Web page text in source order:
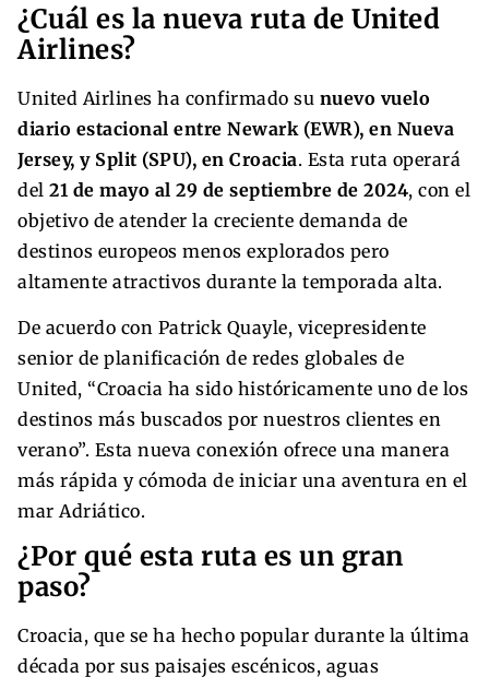
¿Cuál es la nueva ruta de United
Airlines?
United Airlines ha confirmado su nuevo vuelo
diario estacional entre Newark (EWR), en Nueva
Jersey, y Split (SPU), en Croacia. Esta ruta operará
del 21 de mayo al 29 de septiembre de 2024, con el
objetivo de atender la creciente demanda de
destinos europeos menos explorados pero
altamente atractivos durante la temporada alta.
De acuerdo con Patrick Quayle, vicepresidente
senior de planificación de redes globales de
United, “Croacia ha sido históricamente uno de los
destinos más buscados por nuestros clientes en
verano”. Esta nueva conexión ofrece una manera
más rápida y cómoda de iniciar una aventura en el
mar Adriático.
¿Por qué esta ruta es un gran
paso?
Croacia, que se ha hecho popular durante la última
década por sus paisajes escénicos, aguas